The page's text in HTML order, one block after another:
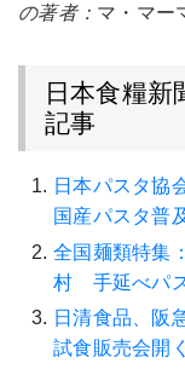
の著者： マ・マー
日本食糧新
記事
日本パスタ
国産パスタ普
全国麺類特集
村 手延べパ
日清食品、阪
試食販売会開く